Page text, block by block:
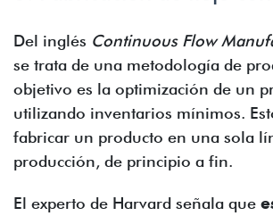
Del inglés Continuous Flow
se trata de una metodología de
objetivo es la optimización de un
utilizando inventarios mínimos.
fabricar un producto en una sola
producción, de principio a fin.
El experto de Harvard señala que